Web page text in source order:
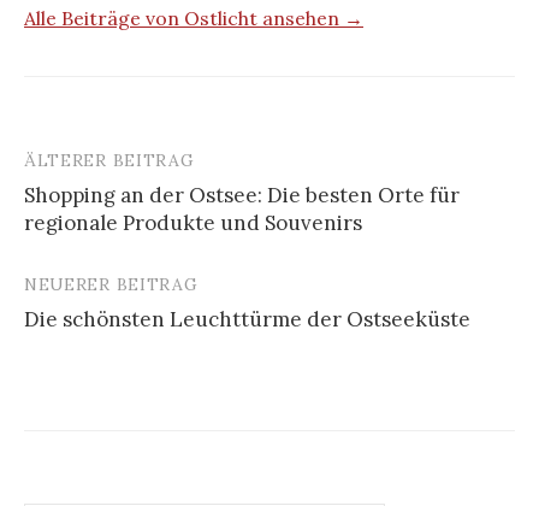
Alle Beiträge von Ostlicht ansehen →
Beitrags-
Navigation
ÄLTERER BEITRAG
Shopping an der Ostsee: Die besten Orte für
regionale Produkte und Souvenirs
NEUERER BEITRAG
Die schönsten Leuchttürme der Ostseeküste